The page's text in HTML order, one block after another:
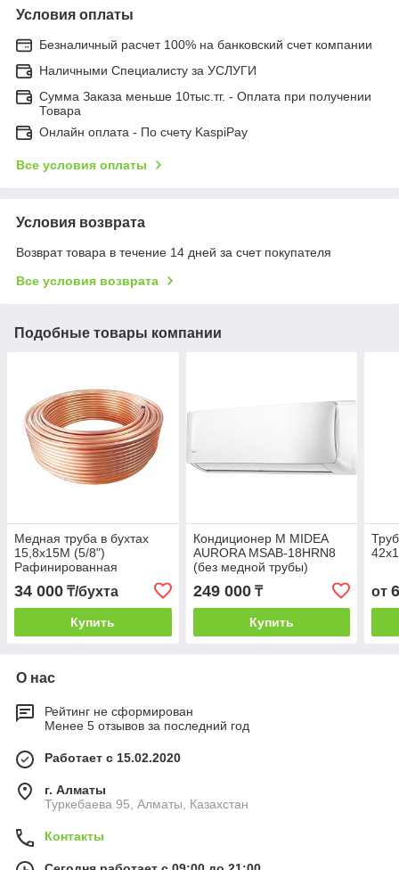
Условия оплаты
Безналичный расчет 100% на банковский счет компании
Наличными Специалисту за УСЛУГИ
Сумма Заказа меньше 10тыс.тг. - Оплата при получении
Товара
Онлайн оплата - По счету KaspiPay
Все условия оплаты
Условия возврата
Возврат товара в течение 14 дней за счет покупателя
Все условия возврата
Подобные товары компании
Медная труба в бухтах
15,8х15М (5/8")
Рафинированная
34 000 ₸/бухта
Купить
Кондиционер M MIDEA
AURORA MSAB-18HRN8
(без медной трубы)
249 000₸
Купить
от
О нас
Рейтинг не сформирован
Менее 5 отзывов за последний год
Работает с 15.02.2020
г. Алматы
Туркебаева 95, Алматы, Казахстан
Контакты